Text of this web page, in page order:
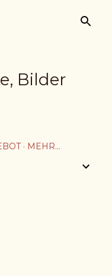
Bilder
MEHR…